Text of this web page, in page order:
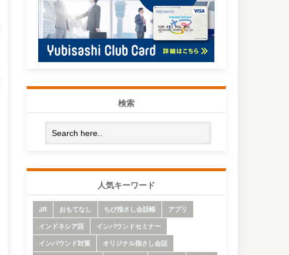
検索
人気キーワード
JR おもてなし ちび指さし会話帳
アプリ
インドネシア語
インバウンドセミナー
インバウンド対策
オリジナル指さし会話